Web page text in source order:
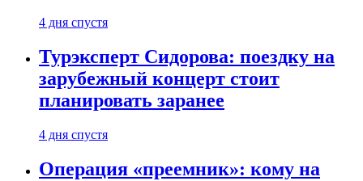
4 дня спустя
Турэксперт Сидорова: поездку на
зарубежный концерт стоит
планировать заранее
4 дня спустя
Операция «преемник»: кому на